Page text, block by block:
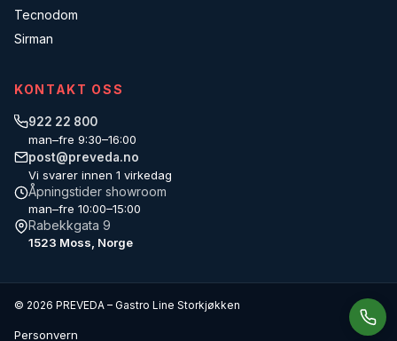
Tecnodom
Sirman
KONTAKT OSS
922 22 800
man–fre 9:30–16:00
post@preveda.no
Vi svarer innen 1 virkedag
Åpningstider showroom
man–fre 10:00–15:00
Rabekkgata 9
1523 Moss, Norge
© 2026 PREVEDA – Gastro Line Storkjøkken
Personvern